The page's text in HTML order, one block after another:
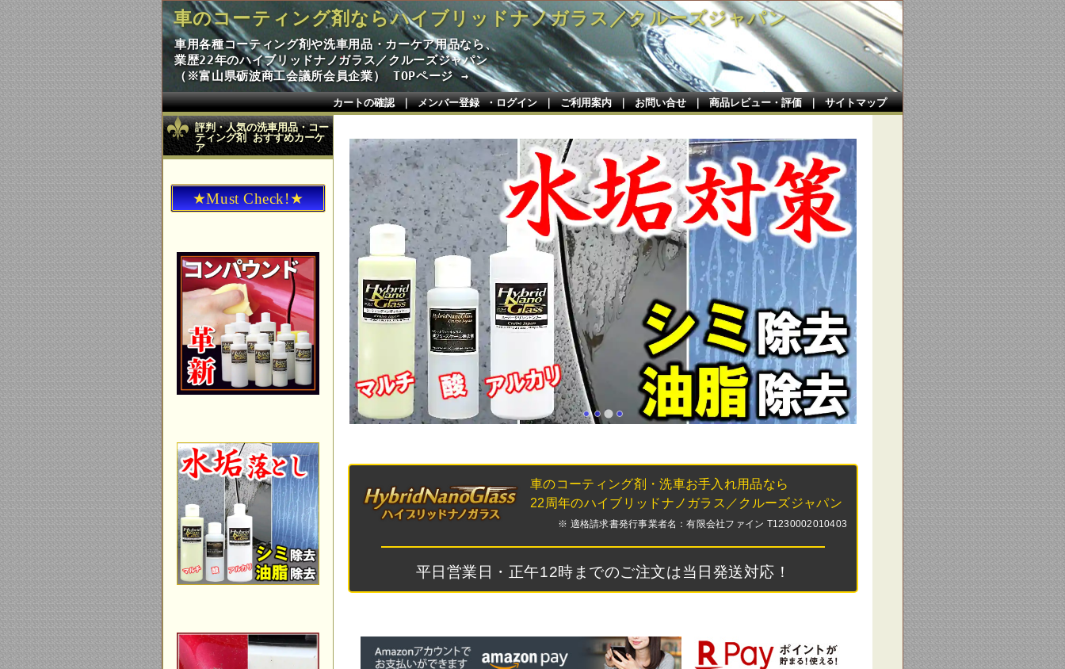
車のコーティング剤ならハイブリッドナノガラス／クルーズジャパン
車用各種コーティング剤や洗車用品・カーケア用品なら、
業歴22年のハイブリッドナノガラス／クルーズジャパン
（※富山県砺波商工会議所会員企業） TOPページ →
カートの確認｜メンバー登録 ・ログイン｜ご利用案内｜お問い合せ｜商品レビュー・評価｜サイトマップ
評判・人気の洗車用品・コー
ティング剤 おすすめカーケ
ア
★Must Check!★
車のコーティング剤・洗車お手入れ用品なら
22周年のハイブリッドナノガラス／クルーズジャパン
※ 適格請求書発行事業者名：有限会社ファイン T1230002010403
平日営業日・正午12時までのご注文は当日発送対応！